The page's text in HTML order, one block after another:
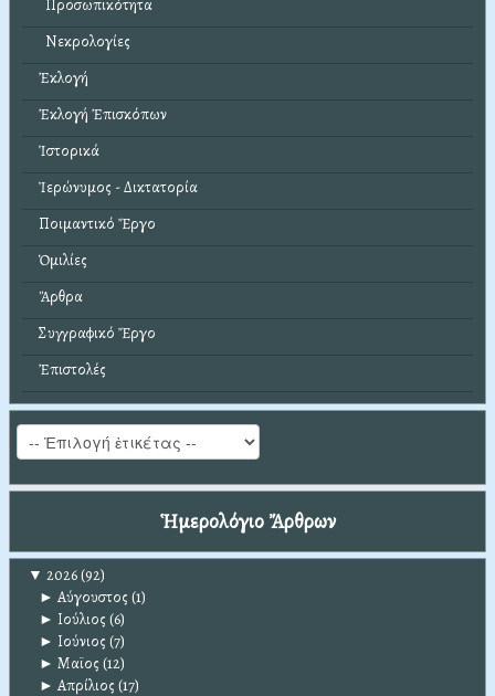
Προσωπικότητα
Νεκρολογίες
Ἐκλογή
Ἐκλογή Ἐπισκόπων
Ἱστορικά
Ἱερώνυμος - Δικτατορία
Ποιμαντικό Ἔργο
Ὁμιλίες
Ἄρθρα
Συγγραφικό Ἔργο
Ἐπιστολές
Ἡμερολόγιο Ἄρθρων
▼ 2026(92)
► Αύγουστος (1)
► Ιούλιος (6)
► Ιούνιος (7)
► Μαϊος (12)
► Απρίλιος (17)